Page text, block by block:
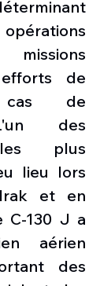
de
de
des
les plus
lieu lors
et en
C-130 J a
aérien
des